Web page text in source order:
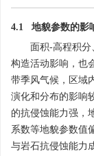
4.1 地貌参数的影
面积-高程积
构造活动影响，也
带季风气候，区域
演化和分布的影响
的抗侵蚀能力强，
系数等地貌参数值
与岩石抗侵蚀能力